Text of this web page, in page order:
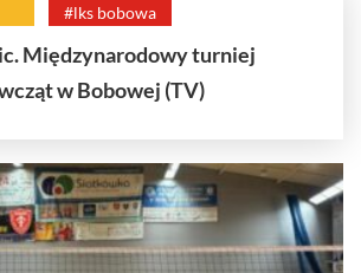
#lks bobowa
Międzynarodowy turniej
w Bobowej (TV)